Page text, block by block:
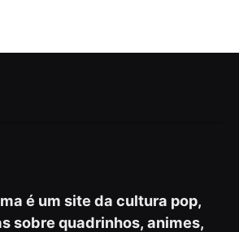
é um site da cultura pop,
sobre quadrinhos, animes,